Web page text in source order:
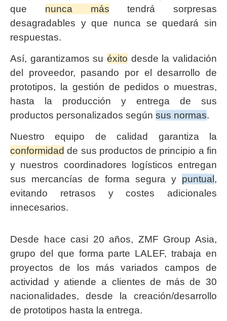
que nunca más tendrá sorpresas
desagradables y que nunca se quedará sin
respuestas.
Así, garantizamos su éxito desde la validación
del proveedor, pasando por el desarrollo de
prototipos, la gestión de pedidos o muestras,
hasta la producción y entrega de sus
productos personalizados según sus normas.
Nuestro equipo de calidad garantiza la
conformidad de sus productos de principio a fin
y nuestros coordinadores logísticos entregan
sus mercancías de forma segura y puntual ,
evitando retrasos y costes adicionales
innecesarios.
Desde hace casi 20 años, ZMF Group Asia,
grupo del que forma parte LALEF, trabaja en
proyectos de los más variados campos de
actividad y atiende a clientes de más de 30
nacionalidades, desde la creación/desarrollo
de prototipos hasta la entrega.